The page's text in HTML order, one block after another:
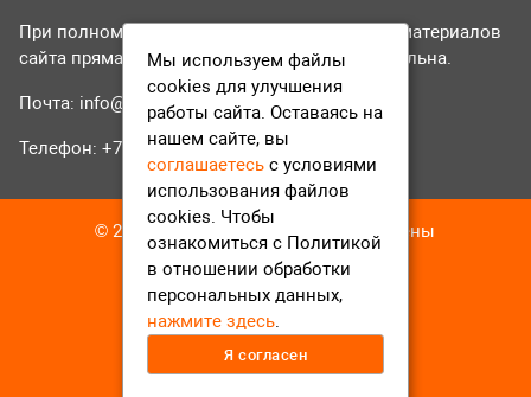
При полном или частичном использовании материалов
сайта прямая гиперссылка на tvr24.tv обязательна.
Почта: info@tvr24.tv
Телефон: +7 (496) 551-04-95
© 2016-2023 ТВР24 Все права защищены
Мы используем файлы
cookies для улучшения
работы сайта. Оставаясь на
нашем сайте, вы
соглашаетесь с условиями
использования файлов
cookies. Чтобы
ознакомиться с Политикой
в отношении обработки
персональных данных,
нажмите здесь.
Я согласен